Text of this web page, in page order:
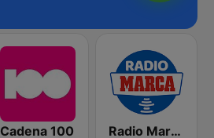
Cadena 100 Radio Marca Nacional